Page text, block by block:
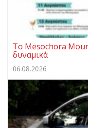
Το Mesochora
δυναμικά
06.08.2026